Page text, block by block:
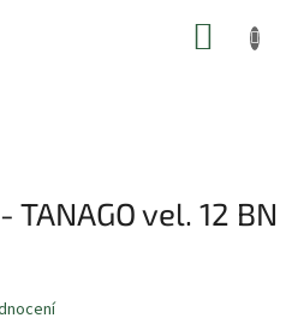
TANAGO vel. 12 BN